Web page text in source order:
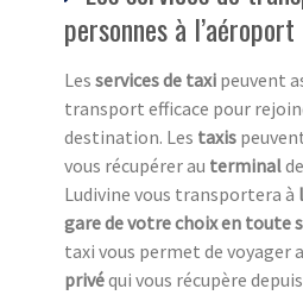
personnes à l’aéroport
Les services de taxi peuvent
transport efficace pour
destination. Les taxis
vous récupérer au terminal
Ludivine vous transportera à
gare de votre choix en toute
taxi vous permet de voyager
privéqui vous récupère